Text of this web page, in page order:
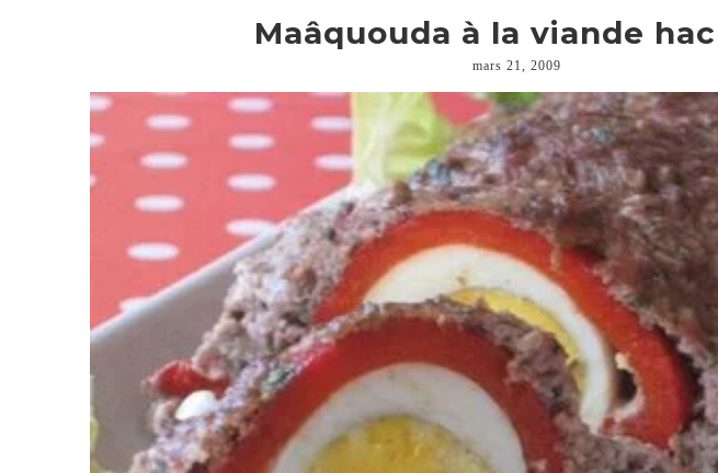
Maâquouda à la viande
mars 21, 2009